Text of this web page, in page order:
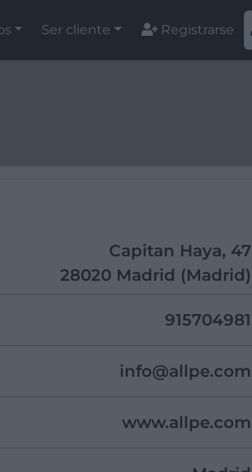
Ser cliente Registrarse
Capitan Haya, 47
28020 Madrid (Madrid)
915704981
info@allpe.com
www.allpe.com